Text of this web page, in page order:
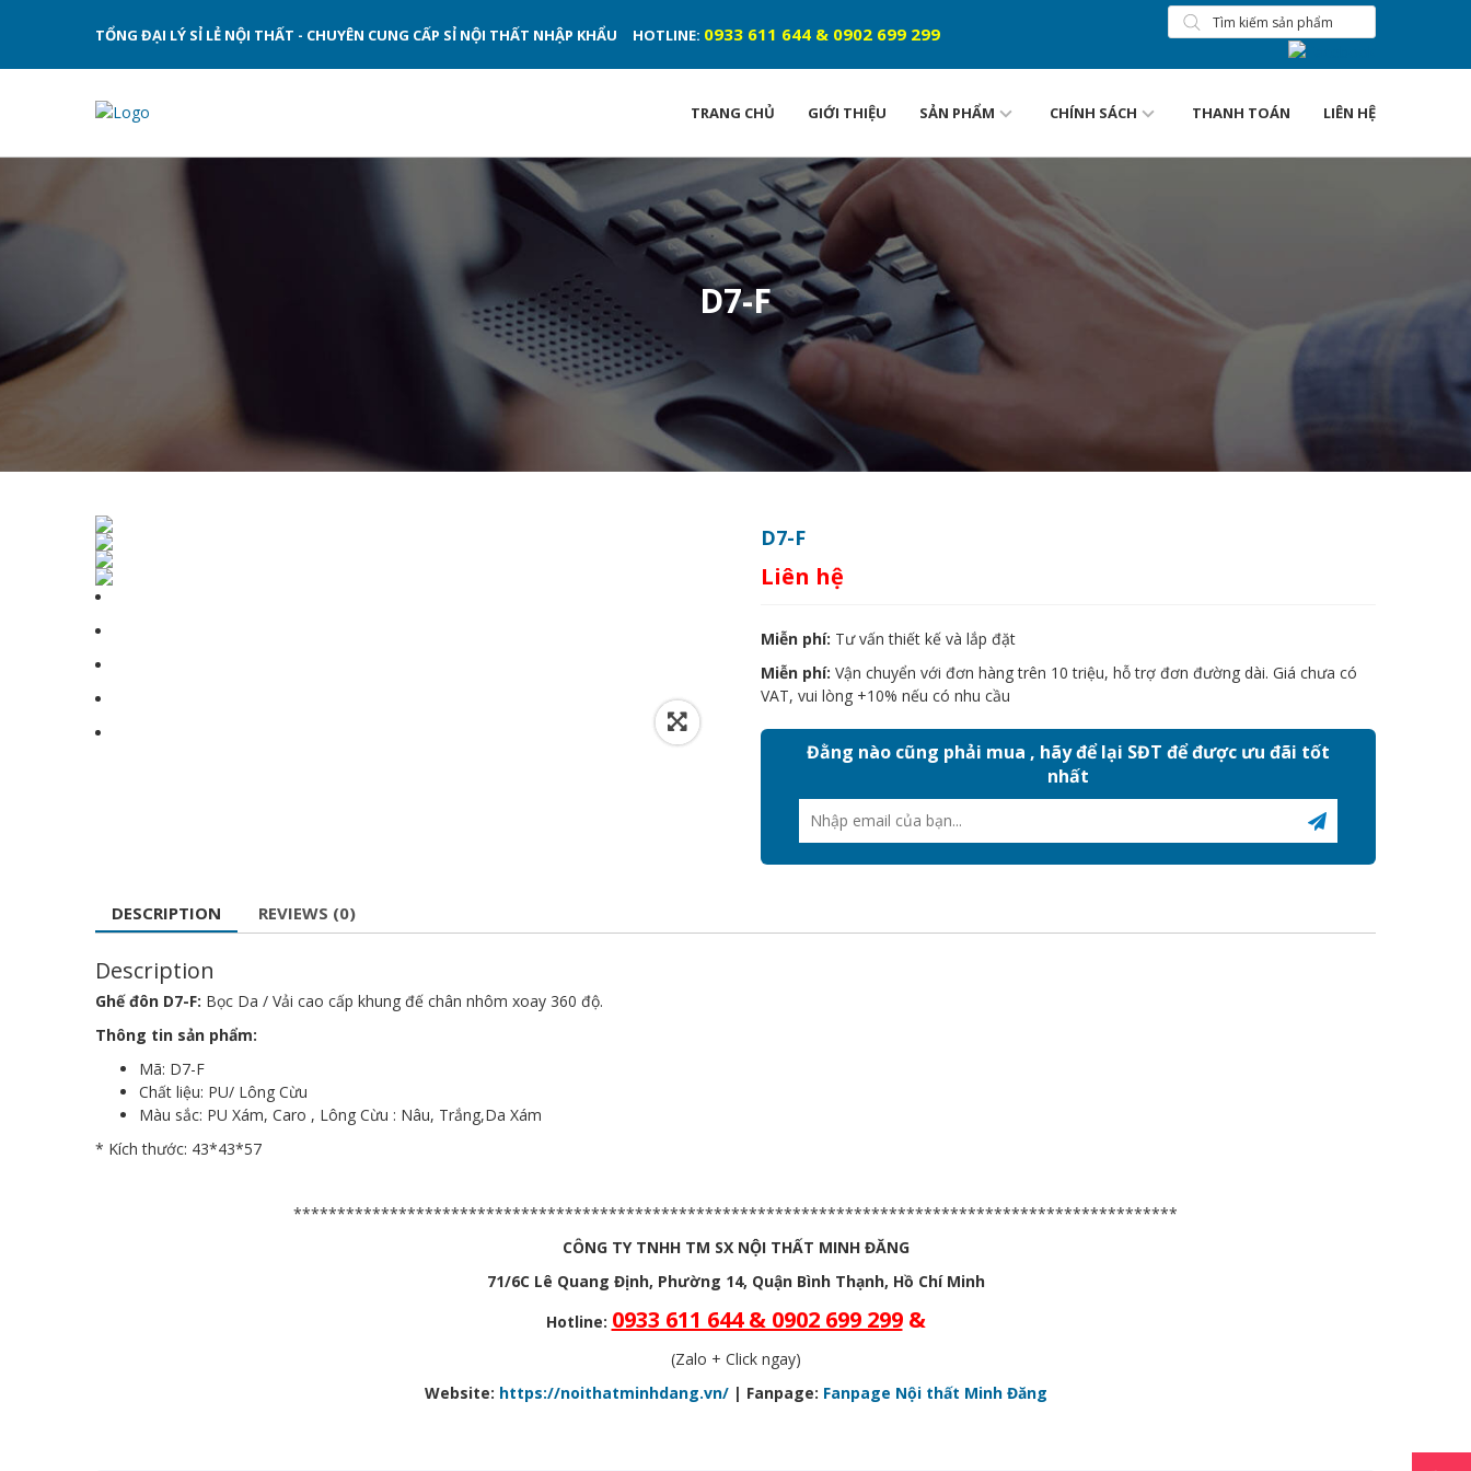
TỔNG ĐẠI LÝ SỈ LẺ NỘI THẤT - CHUYÊN CUNG CẤP SỈ NỘI THẤT NHẬP KHẨU HOTLINE: 0933 611 644 & 0902 699 299
TRANG CHỦ GIỚI THIỆU SẢN PHẨM CHÍNH SÁCH THANH TOÁN LIÊN HỆ
D7-F
D7-F
Liên hệ
Miễn phí: Tư vấn thiết kế và lắp đặt
Miễn phí: Vận chuyển với đơn hàng trên 10 triệu, hỗ trợ đơn đường dài. Giá chưa có
VAT, vui lòng +10% nếu có nhu cầu
Đằng nào cũng phải mua , hãy để lại SĐT để được ưu đãi tốt
nhất
DESCRIPTION REVIEWS (0)
Description
Ghế đôn D7-F: Bọc Da / Vải cao cấp khung đế chân nhôm xoay 360 độ.
Thông tin sản phẩm:
Mã: D7-F
Chất liệu: PU/ Lông Cừu
Màu sắc: PU Xám, Caro , Lông Cừu : Nâu, Trắng,Da Xám
* Kích thước: 43*43*57
*****************************************************************************************************
CÔNG TY TNHH TM SX NỘI THẤT MINH ĐĂNG
71/6C Lê Quang Định, Phường 14, Quận Bình Thạnh, Hồ Chí Minh
Hotline: 0933 611 644 & 0902 699 299 &
(Zalo + Click ngay)
Website: https://noithatminhdang.vn/ | Fanpage: Fanpage Nội thất Minh Đăng